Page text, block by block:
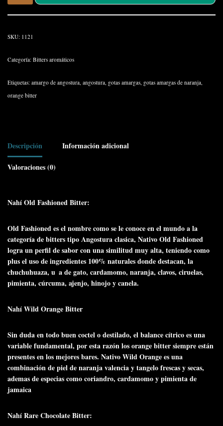
SKU: 1121
Categoría: Bitters aromáticos
Etiquetas: amargo de angostura angostura gotas amargas gotas amargas de naranja
orange bitter
Descripción Información adicional
Valoraciones (0)
Nahí Old Fashioned Bitter:
Old Fashioned es el nombre como se le conoce en el mundo a la
categoría de bitters tipo Angostura clasica, Nativo Old Fashioned
logra un perfil de sabor con una similitud muy alta, teniendo como
plus el uso de ingredientes 100% naturales donde destacan, la
chuchuhuaza, u a de gato, cardamomo, naranja, clavos, ciruelas,
pimienta, cúrcuma, ajenjo, hinojo y canela.
Nahí Wild Orange Bitter
Sin duda en todo buen coctel o destilado, el balance cítrico es una
variable fundamental, por esta razón los orange bitter siempre están
presentes en los mejores bares. Nativo Wild Orange es una
combinación de piel de naranja valencia y tangelo frescas y secas,
ademas de especias como coriandro, cardamomo y pimienta de
jamaica
Nahí Rare Chocolate Bitter: